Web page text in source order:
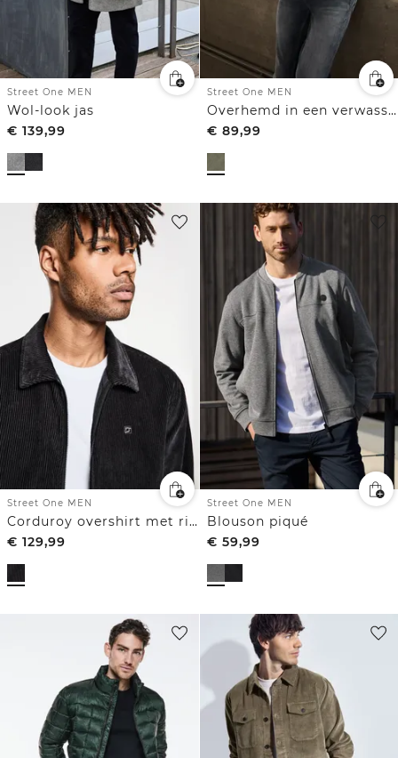
Street One MEN
Wol-look jas
€ 139,99
Street One MEN
Overhemd in een verwassen look
€ 89,99
Street One MEN
Corduroy overshirt met rits
€ 129,99
Street One MEN
Blouson piqué
€ 59,99